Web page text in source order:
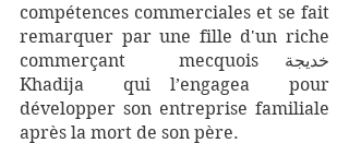
compétences commerciales et se fait
remarquer par une fille d'un riche
commerçant  mecquois خديجة
Khadija  qui l’engagea  pour
développer son entreprise familiale
après la mort de son père.